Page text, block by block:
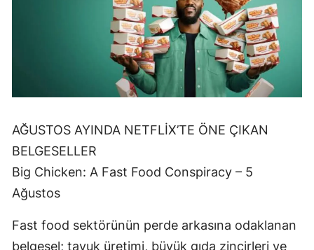
AĞUSTOS AYINDA NETFLİX’TE ÖNE ÇIKAN
BELGESELLER
Big Chicken: A Fast Food Conspiracy – 5
Ağustos
Fast food sektörünün perde arkasına odaklanan
belgesel; tavuk üretimi, büyük gıda zincirleri ve